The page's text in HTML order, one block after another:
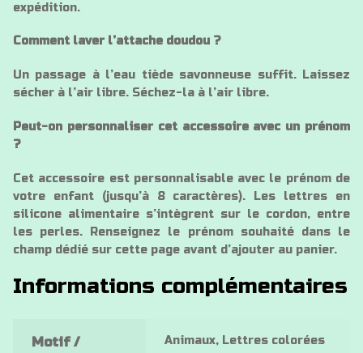
expédition.
Comment laver l’attache doudou ?
Un passage à l’eau tiède savonneuse suffit. Laissez
sécher à l’air libre. Séchez-la à l’air libre.
Peut-on personnaliser cet accessoire avec un prénom
?
Cet accessoire est personnalisable avec le prénom de
votre enfant (jusqu’à 8 caractères). Les lettres en
silicone alimentaire s’intègrent sur le cordon, entre
les perles. Renseignez le prénom souhaité dans le
champ dédié sur cette page avant d’ajouter au panier.
Informations complémentaires
Motif /
Animaux, Lettres colorées